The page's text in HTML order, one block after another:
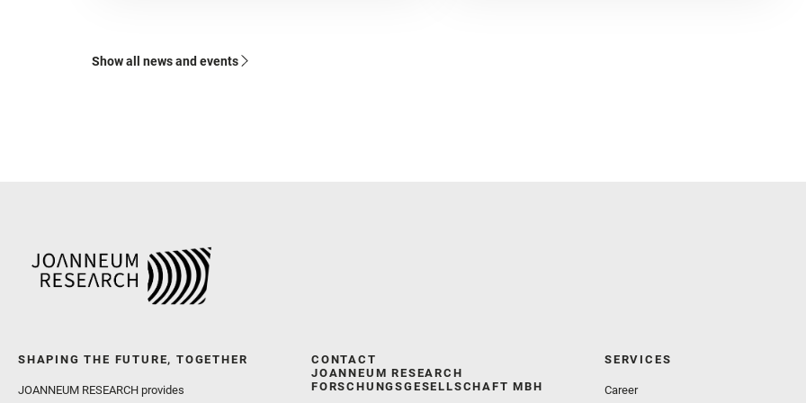
Show all news and events
SHAPING THE FUTURE, TOGETHER
JOANNEUM RESEARCH provides
CONTACT
JOANNEUM RESEARCH
FORSCHUNGSGESELLSCHAFT MBH
SERVICES
Career